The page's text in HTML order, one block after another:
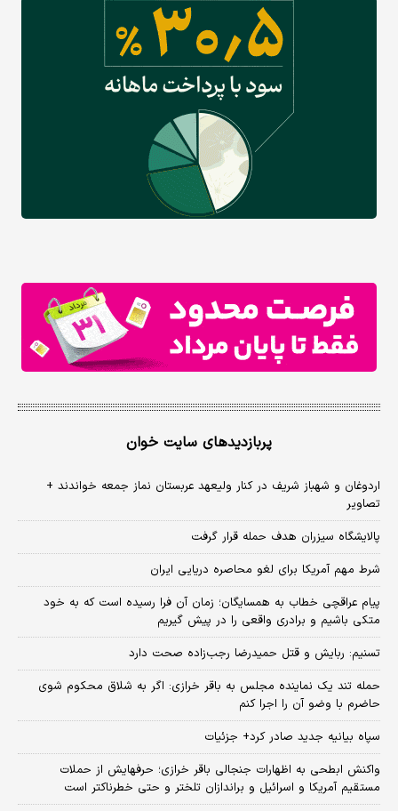
پربازدیدهای سایت خوان
اردوغان و شهباز شریف در کنار ولیعهد عربستان نماز جمعه خواندند +
تصاویر
پالایشگاه سیزران هدف حمله قرار گرفت
شرط مهم آمریکا برای لغو محاصره دریایی ایران
پیام عراقچی خطاب به همسایگان؛ زمان آن فرا رسیده است که به خود
متکی باشیم و برادری واقعی را در پیش گیریم
تسنیم: ربایش و قتل حمیدرضا رجب‌زاده صحت دارد
حمله تند یک نماینده مجلس به باقر خرازی: اگر به شلاق محکوم شوی
حاضرم با وضو آن را اجرا کنم
سپاه بیانیه جدید صادر کرد+ جزئیات
واکنش ابطحی به اظهارات جنجالی باقر خرازی؛ حرفهایش از حملات
مستقیم آمریکا و اسرائیل و براندازان تلختر و حتی خطرناکتر است